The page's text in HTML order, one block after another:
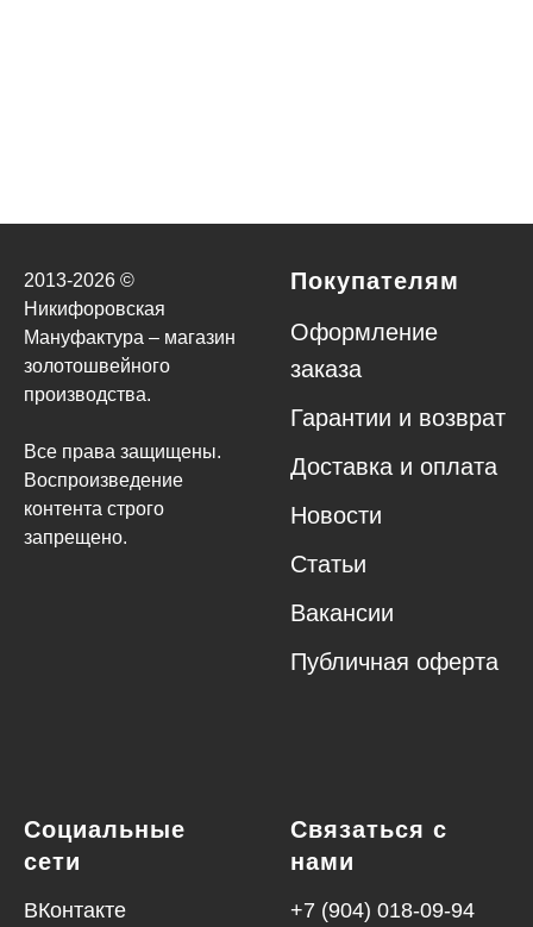
2013-2026 ©
Никифоровская
Мануфактура – магазин
золотошвейного
производства.
Все права защищены.
Воспроизведение
контента строго
запрещено.
Покупателям
Оформление
заказа
Гарантии и возврат
Доставка и оплата
Новости
Статьи
Вакансии
Публичная оферта
Социальные
сети
ВКонтакте
Связаться с
нами
+7 (904) 018-09-94